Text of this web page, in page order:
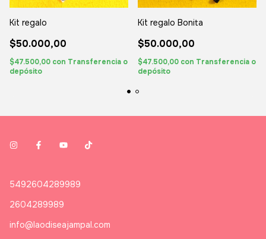
Kit regalo
$50.000,00
$47.500,00 con Transferencia o
depósito
Kit regalo Bonita
$50.000,00
$47.500,00 con Transferencia o
depósito
5492604289989
2604289989
info@laodiseajampal.com